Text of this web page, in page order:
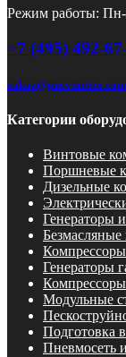
Режим работы:
+7 (495) 492-
zakaz@pnevmotex.com
Категории
Винтовые
Поршневые
Дизельные
Генераторы
Генераторы
Модульные
Подготовка
Пневмосеть